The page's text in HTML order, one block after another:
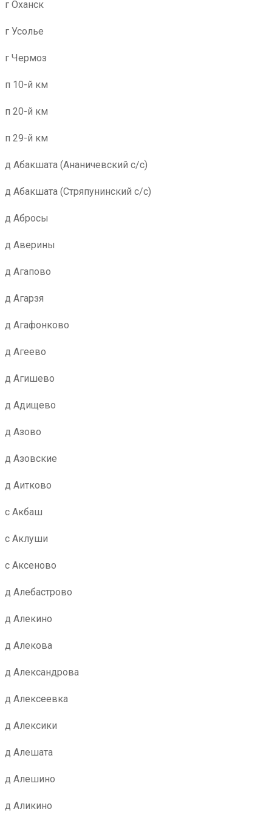
г Оханск
г Усолье
г Чермоз
п 10-й км
п 20-й км
п 29-й км
д Абакшата (Ананичевский с/с)
д Абакшата (Стряпунинский с/с)
д Абросы
д Аверины
д Агапово
д Агарзя
д Агафонково
д Агеево
д Агишево
д Адищево
д Азово
д Азовские
д Аитково
с Акбаш
с Аклуши
с Аксеново
д Алебастрово
д Алекино
д Алекова
д Александрова
д Алексеевка
д Алексики
д Алешата
д Алешино
д Аликино